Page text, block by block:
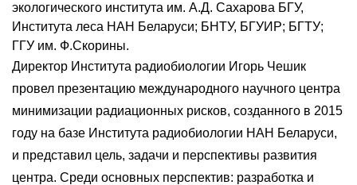
экологического института им. А.Д. Сахарова БГУ,
Института леса НАН Беларуси; БНТУ, БГУИР; БГТУ;
ГГУ им. Ф.Скорины.
Директор Института радиобиологии Игорь Чешик
провел презентацию международного научного центра
минимизации радиационных рисков, созданного в 2015
году на базе Института радиобиологии НАН Беларуси,
и представил цель, задачи и перспективы развития
центра. Среди основных перспектив: разработка и